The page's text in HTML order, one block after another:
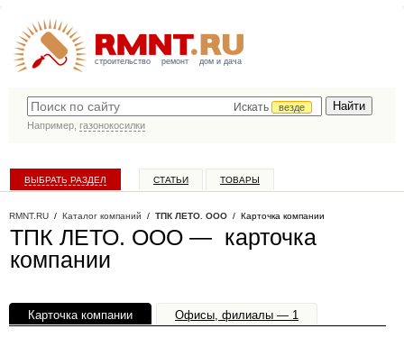
строительство ремонт дом и дача
Искать
везде
Например, газонокосилки
ВЫБРАТЬ РАЗДЕЛ СТАТЬИ ТОВАРЫ
RMNT.RU / Каталог компаний / ТПК ЛЕТО. ООО / Карточка компании
ТПК ЛЕТО. ООО — карточка
компании
Карточка компании Офисы, филиалы — 1